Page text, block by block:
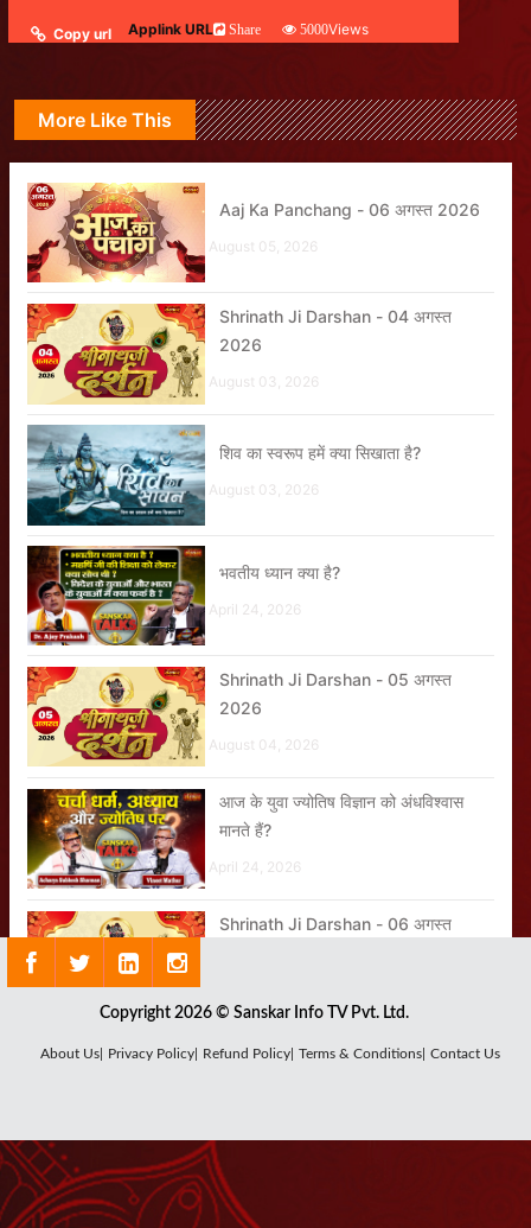
Copy url Applink URL Share 5000Views
More Like This
Aaj Ka Panchang - 06 अगस्त 2026
August 05, 2026
Shrinath Ji Darshan - 04 अगस्त
2026
August 03, 2026
शिव का स्वरूप हमें क्या सिखाता है?
August 03, 2026
भवतीय ध्यान क्या है?
April 24, 2026
Shrinath Ji Darshan - 05 अगस्त
2026
August 04, 2026
आज के युवा ज्योतिष विज्ञान को अंधविश्वास
मानते हैं?
April 24, 2026
Shrinath Ji Darshan - 06 अगस्त
कुछ ज्योतिषी सिर्फ पैसे कमाने के लिए
21 दिनों में असर दिखाएंगे आयुर्वेद के नुस्खे
April 24, 2026
Copyright 2026 © Sanskar Info TV Pvt. Ltd.
About Us| Privacy Policy| Refund Policy| Terms & Conditions| Contact Us